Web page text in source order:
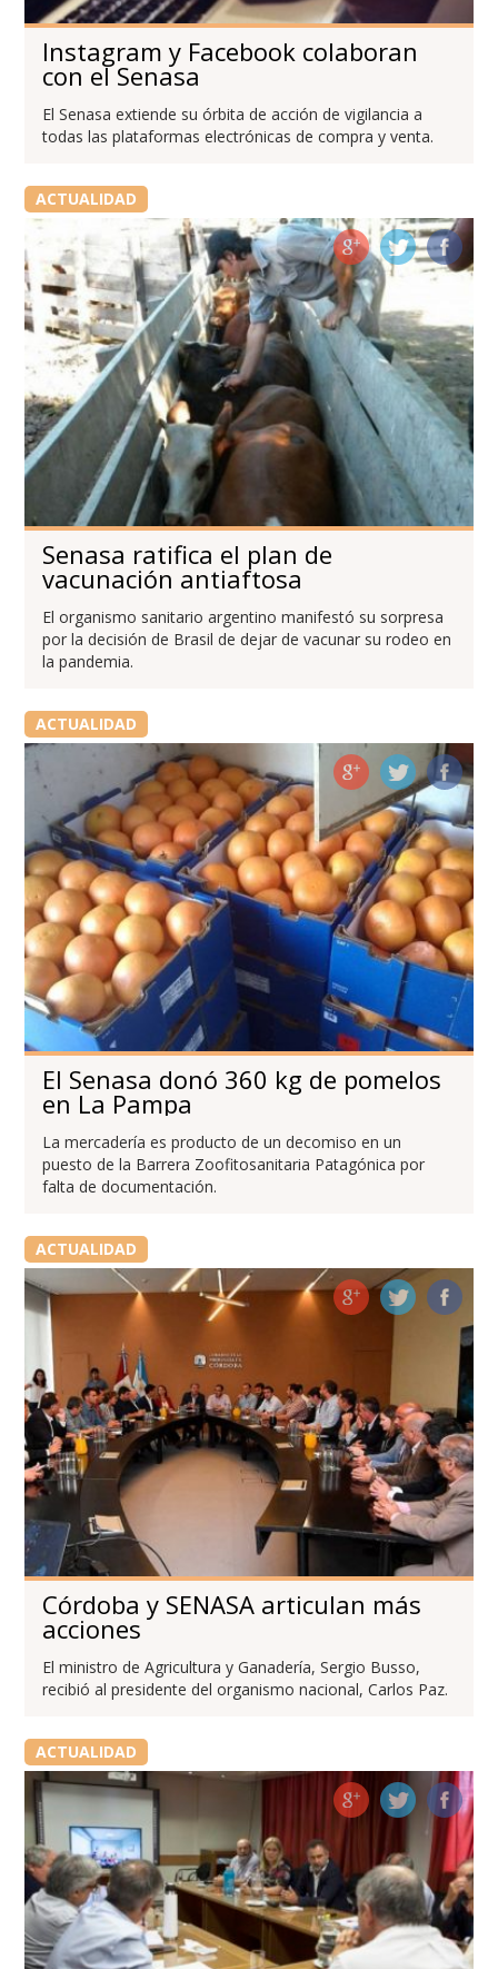
Instagram y Facebook colaboran
con el Senasa
El Senasa extiende su órbita de acción de vigilancia a
todas las plataformas electrónicas de compra y venta.
ACTUALIDAD
Senasa ratifica el plan de
vacunación antiaftosa
El organismo sanitario argentino manifestó su sorpresa
por la decisión de Brasil de dejar de vacunar su rodeo en
la pandemia.
ACTUALIDAD
El Senasa donó 360 kg de pomelos
en La Pampa
La mercadería es producto de un decomiso en un
puesto de la Barrera Zoofitosanitaria Patagónica por
falta de documentación.
ACTUALIDAD
Córdoba y SENASA articulan más
acciones
El ministro de Agricultura y Ganadería, Sergio Busso,
recibió al presidente del organismo nacional, Carlos Paz.
ACTUALIDAD